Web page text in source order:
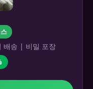
배송 | 비밀 포장